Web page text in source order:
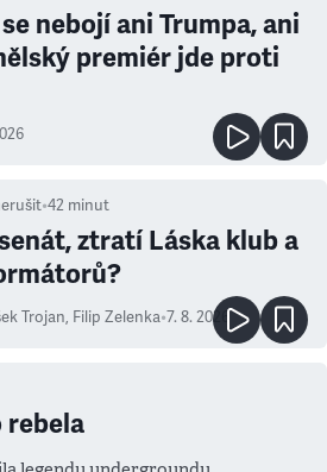
nebojí ani Trumpa, ani
premiér jde proti
•42 minut
ztratí Láska klub a
Trojan, Filip Zelenka•7. 8. 2026
rebela